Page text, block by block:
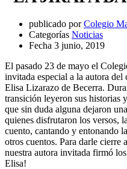
publicado por Colegio
Categorías Noticias
Fecha 3 junio, 2019
El pasado 23 de mayo el
invitada especial a la autora
Elisa Lizarazo de Becerra.
transición leyeron sus historias
que sin duda alguna dejaron
quienes disfrutaron los versos,
cuento, cantando y entonando
otros cuentos. Para darle cierre
nuestra autora invitada firmó
Elisa!